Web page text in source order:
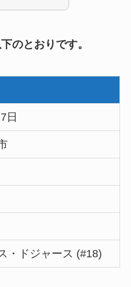
のとおりです。
日
・ドジャース (#18)